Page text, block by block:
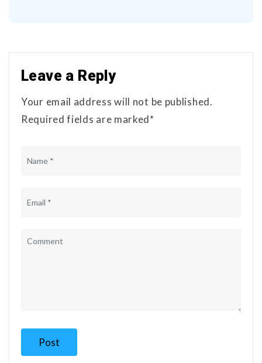
Leave a Reply
Your email address will not be published.
Required fields are marked*